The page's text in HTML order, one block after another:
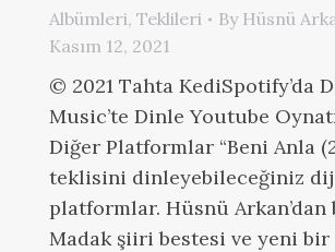
Albümleri, Teklileri By Hüsnü
Kasım 12, 2021
© 2021 Tahta KediSpotify’da
Music’te Dinle Youtube
Diğer Platformlar “Beni Anla
teklisini dinleyebileceğiniz
platformlar. Hüsnü Arkan’dan
Madak şiiri bestesi ve yeni bir